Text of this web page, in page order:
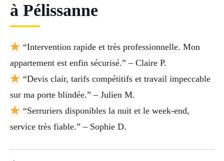
à Pélissanne
“Intervention rapide et très professionnelle. Mon
appartement est enfin sécurisé.” – Claire P.
“Devis clair, tarifs compétitifs et travail impeccable
sur ma porte blindée.” – Julien M.
“Serruriers disponibles la nuit et le week-end,
service très fiable.” – Sophie D.